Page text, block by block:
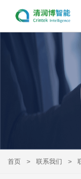
首页 > 联系我们 >